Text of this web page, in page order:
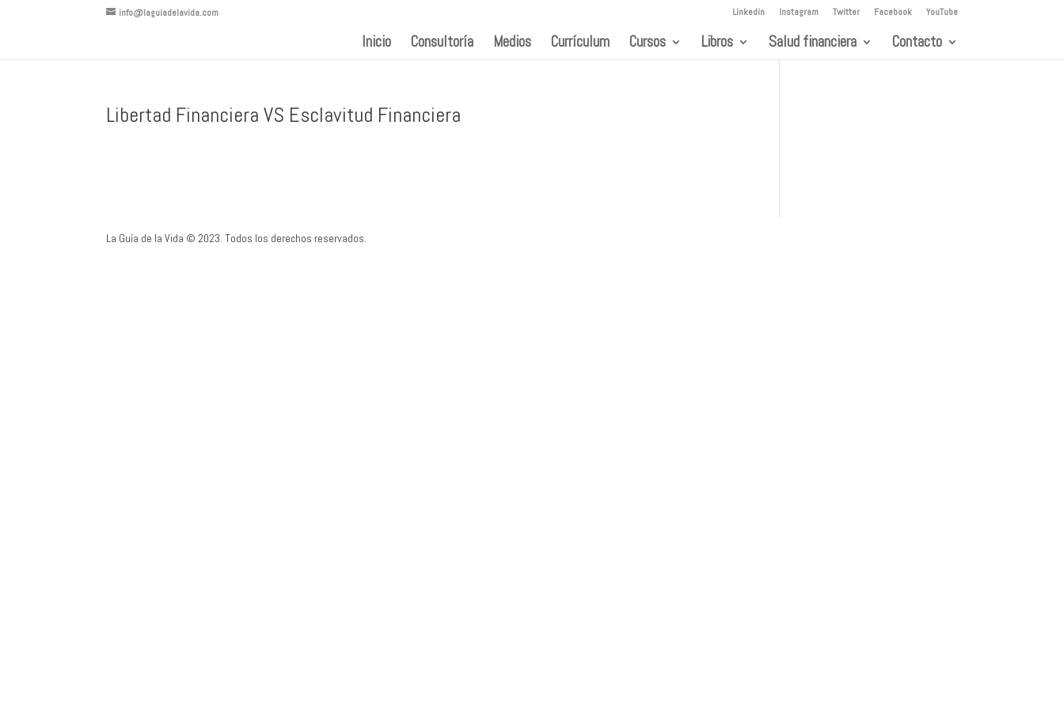
info@laguiadelavida.com Linkedin Instagram Twitter Facebook YouTube
Inicio Consultoría Medios Currículum Cursos Libros Salud financiera Contacto
Libertad Financiera VS Esclavitud Financiera
La Guía de la Vida © 2023. Todos los derechos reservados.